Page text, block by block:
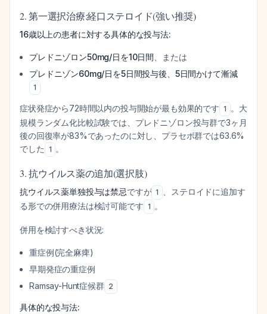
2. 第一選択治療:経口ステロイド(強い推奨)
16歳以上の患者に対する具体的な投与法:
プレドニゾロン50mg/日を10日間 、または
プレドニゾン60mg/日を5日間投与後、5日間かけて漸減
1
症状発症から72時間以内の投与開始が最も効果的です 1
。大
規模ランダム化比較試験では、プレドニゾロン投与群で3ヶ月
後の回復率が83%であったのに対し、プラセボ群では63.6%
でした 1 。
3. 抗ウイルス薬の追加(選択肢)
抗ウイルス薬単独投与は禁忌ですが 1
、ステロイドに追加す
る形での併用療法は検討可能です 1 。
併用を検討すべき状況:
重症例(完全麻痺)
早期発症の重症例
Ramsay-Hunt症候群 2
具体的な投与法: